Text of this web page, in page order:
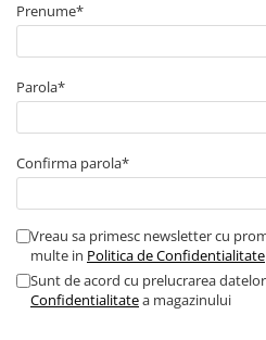
Prenume*
Parola*
Confirma parola*
Vreau sa primesc newsletter cu
multe in Politica de Confidentialitate
Sunt de acord cu prelucrarea
Confidentialitatea magazinului